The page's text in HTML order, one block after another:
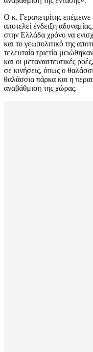
Ο κ. Γεραπετρίτης
αποτελεί ένδειξη
στην Ελλάδα χρόνο να
και το γεωπολιτικό της
τελευταία τριετία
και οι μεταναστευτικές
σε κινήσεις, όπως ο
θαλάσσια πάρκα και η
αναβάθμιση της χώρας.